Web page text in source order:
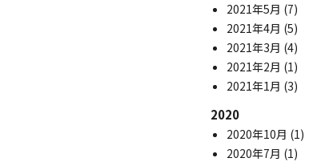
2021年5月 (7)
2021年4月 (5)
2021年3月 (4)
2021年2月 (1)
2021年1月 (3)
2020
2020年10月 (1)
2020年7月 (1)